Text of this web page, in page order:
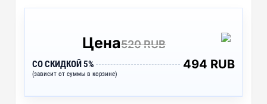
Цена520 RUB
СО СКИДКОЙ 5%
(зависит от суммы в корзине)
494 RUB